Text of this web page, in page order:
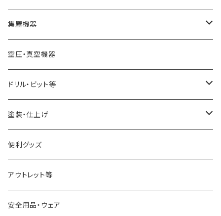
スクレーパー
パーティングツール
ドリル・コレットチャック
ワークライト（照明
球体治具
バンドソーブレード（帯鋸刃）
幅6mm
幅13mm
バンドソー本体
集塵機器
集塵機本体
集塵機オプションパーツ
空圧・真空機器
ドリル・ビット等
フォスナービット
ストレートドリル
塗装・仕上げ
サンディング用品
便利グッズ
アウトレット等
安全用品・ウェア